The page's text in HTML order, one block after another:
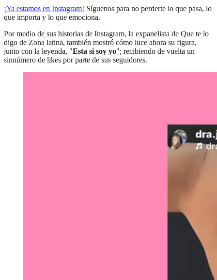
¡Ya estamos en Instagram! Síguenos para no perderte lo que pasa, lo
que importa y lo que emociona.
Por medio de sus historias de Instagram, la expanelista de Que te lo
digo de Zona latina, también mostró cómo luce ahora su figura,
junto con la leyenda, "Esta si soy yo"; recibiendo de vuelta un
sinnúmero de likes por parte de sus seguidores.